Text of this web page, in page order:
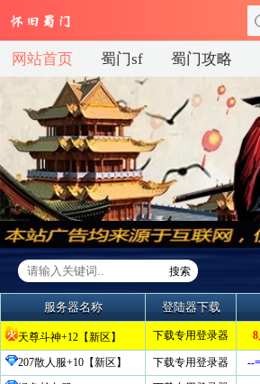
网站首页 蜀门sf 蜀门攻略